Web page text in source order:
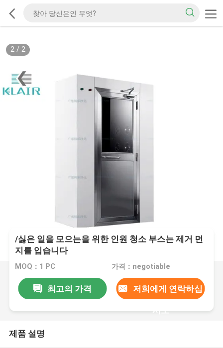
2/ 2
/싫은 일을 모으는을 위한 인원 청소 부스는 제거 먼
지를 입습니다
MOQ：1 PC 가격：negotiable
최고의 가격 저희에게 연락하십
시오
제품 설명